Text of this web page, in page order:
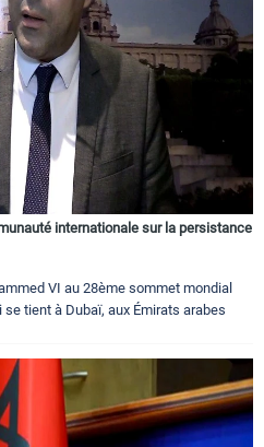
internationale sur la persistance
VI au 28ème sommet mondial
tient à Dubaï, aux Émirats arabes